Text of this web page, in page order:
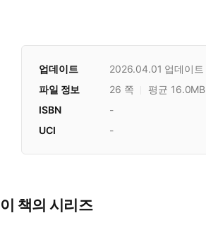
업데이트 2026.04.01 업데이트
파일 정보 26 쪽
평균 16.0MB
ISBN
-
UCI
-
이 책의 시리즈